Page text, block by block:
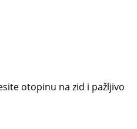
otopinu na zid i pažljivo